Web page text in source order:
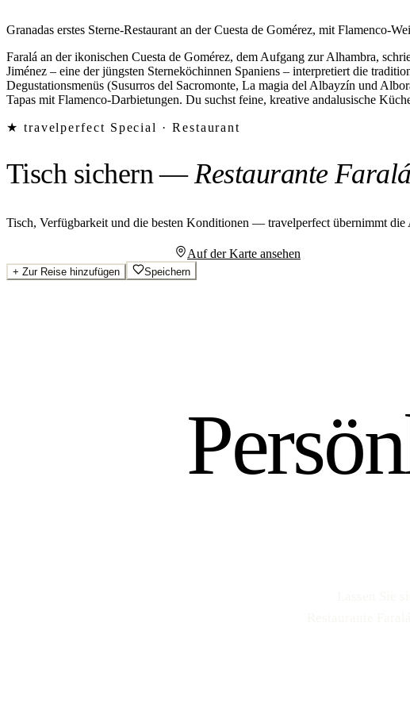
Granadas erstes Sterne-Restaurant an der Cuesta de Gomérez, mit Flamenco-
Faralá an der ikonischen Cuesta de Gomérez, dem Aufgang zur Alhambra,
Jiménez – eine der jüngsten Sterneköchinnen Spaniens – interpretiert die
Degustationsmenüs (Susurros del Sacromonte, La magia del Albayzín und
Tapas mit Flamenco-Darbietungen. Du suchst feine, kreative andalusische
★ travelperfect Special · Restaurant
Tisch sichern—Restaurante Faralá
Tisch, Verfügbarkeit und die besten Konditionen — travelperfect übernimmt die
Auf der Karte ansehen
+ Zur Reise hinzufügen Speichern